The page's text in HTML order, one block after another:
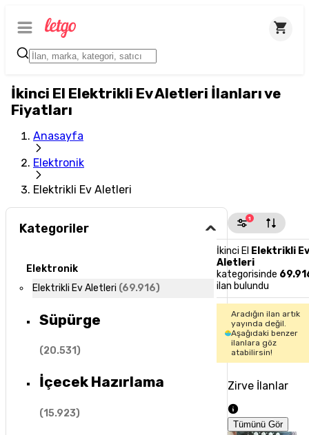
İkinci El Elektrikli Ev Aletleri İlanları ve
Fiyatları
Anasayfa
Elektronik
Elektrikli Ev Aletleri
Kategoriler
Elektronik
Elektrikli Ev Aletleri (69.916)
Süpürge
(20.531)
İçecek Hazırlama
(15.923)
1
İkinci El Elektrikli
Aletleri
kategorisinde
ilan bulundu
Aradığın ilan artık
yayında değil.
Aşağıdaki benzer
ilanlara göz
atabilirsin!
Zirve İlanlar
Tümünü Gör